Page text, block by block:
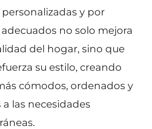
y por
no solo mejora
del hogar, sino que
su estilo, creando
cómodos, ordenados y
las necesidades